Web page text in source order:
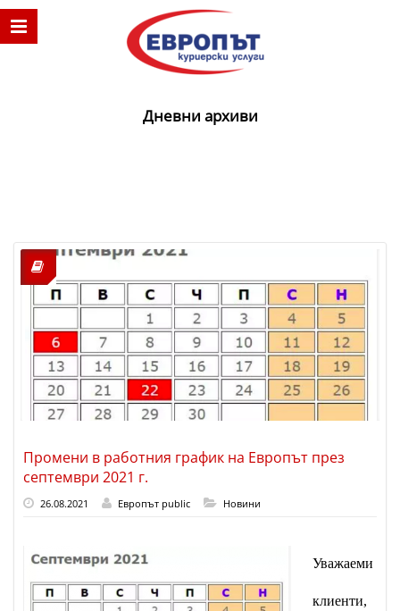
Дневни архиви
Промени в работния график на Европът през
септември 2021 г.
26.08.2021 Европът public Новини
Уважаеми
клиенти,